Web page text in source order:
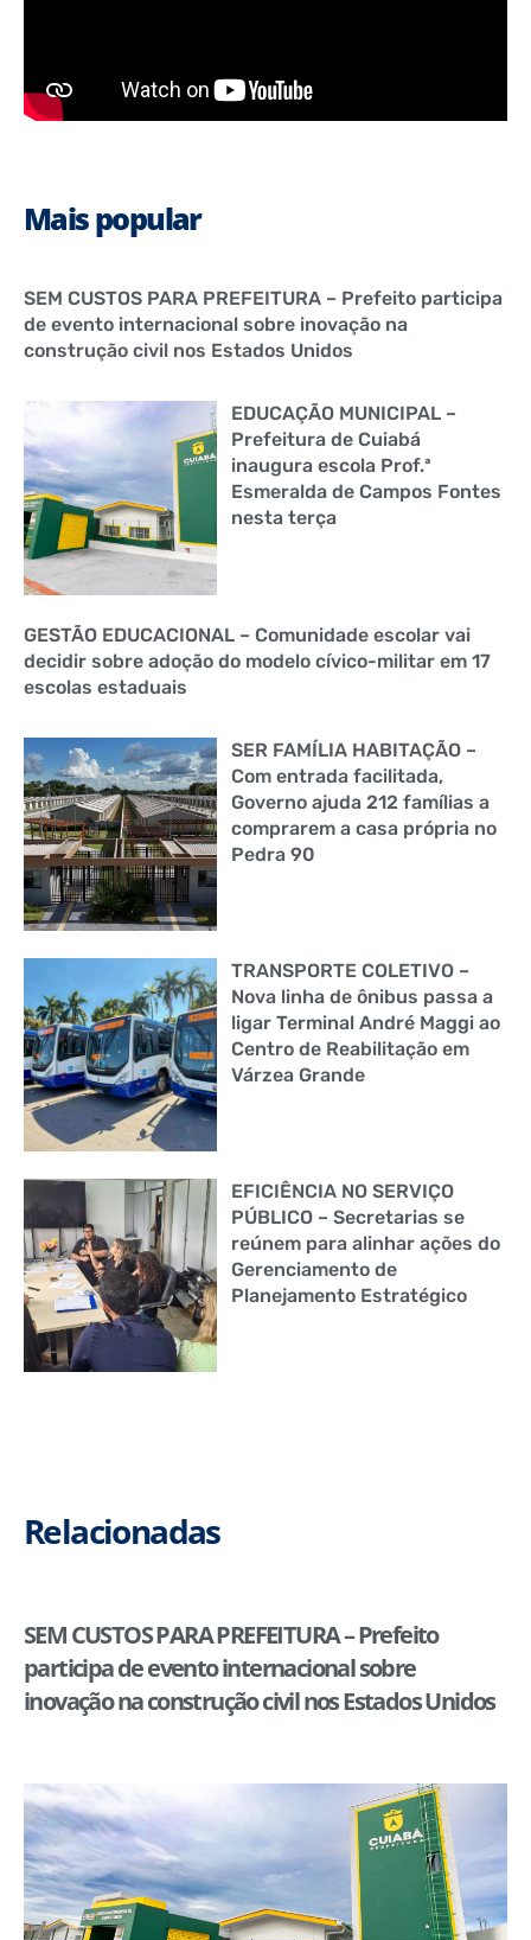
Mais popular
SEM CUSTOS PARA PREFEITURA – Prefeito participa
de evento internacional sobre inovação na
construção civil nos Estados Unidos
EDUCAÇÃO MUNICIPAL –
Prefeitura de Cuiabá
inaugura escola Prof.ª
Esmeralda de Campos Fontes
nesta terça
GESTÃO EDUCACIONAL – Comunidade escolar vai
decidir sobre adoção do modelo cívico-militar em 17
escolas estaduais
SER FAMÍLIA HABITAÇÃO –
Com entrada facilitada,
Governo ajuda 212 famílias a
comprarem a casa própria no
Pedra 90
TRANSPORTE COLETIVO –
Nova linha de ônibus passa a
ligar Terminal André Maggi ao
Centro de Reabilitação em
Várzea Grande
EFICIÊNCIA NO SERVIÇO
PÚBLICO – Secretarias se
reúnem para alinhar ações do
Gerenciamento de
Planejamento Estratégico
Relacionadas
SEM CUSTOS PARA PREFEITURA – Prefeito
participa de evento internacional sobre
inovação na construção civil nos Estados Unidos